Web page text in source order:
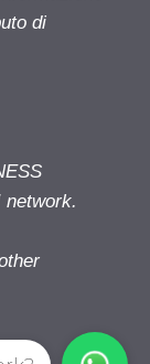
di
network.